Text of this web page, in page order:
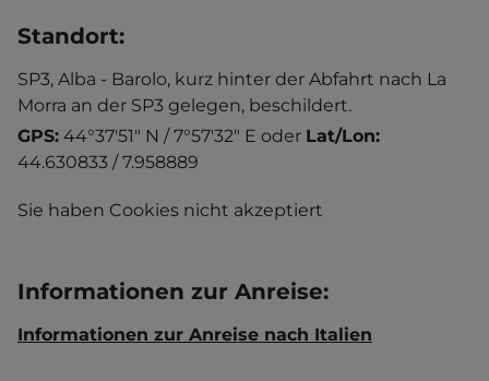
Standort:
SP3, Alba - Barolo, kurz hinter der Abfahrt nach La
Morra an der SP3 gelegen, beschildert.
GPS: 44°37'51" N / 7°57'32" E oder Lat/Lon:
44.630833 / 7.958889
Sie haben Cookies nicht akzeptiert
Informationen zur Anreise:
Informationen zur Anreise nach Italien